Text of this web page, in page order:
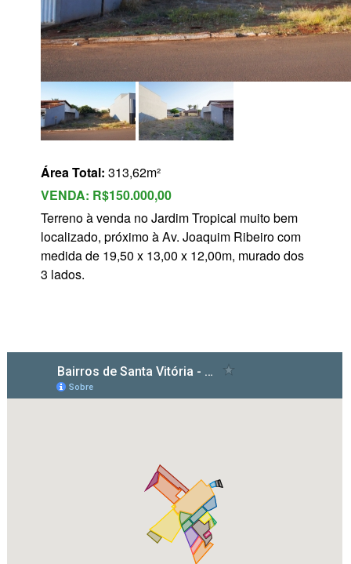
Área Total: 313,62m²
VENDA: R$150.000,00
Terreno à venda no Jardim Tropical muito bem
localizado, próximo à Av. Joaquim Ribeiro com
medida de 19,50 x 13,00 x 12,00m, murado dos
3 lados.